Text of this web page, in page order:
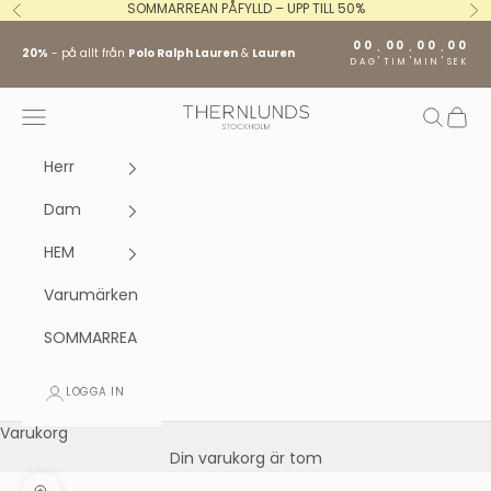
Hoppa till innehållet
Föregående SOMMARREAN PÅFYLLD – UPP TILL 50%
20% - på allt från Polo Ralph Lauren & Lauren
00
DAG : 00
TIM : 00
MIN : 00
SEK
Stockholm fashion agency AB
Öppna navigeringsmenyn Öppna
Herr
Dam
HEM
Varumärken
SOMMARREA
LOGGA IN
Varukorg
Din varukorg är tom